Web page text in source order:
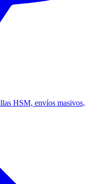
HSM, envíos masivos,